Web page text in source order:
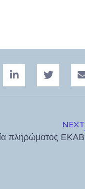
NEXT
πληρώματος ΕΚΑΒ